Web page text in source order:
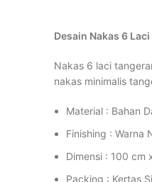
Desain Nakas 6
Nakas 6 laci
nakas minimalis
Material : Bahan
Finishing : Warna
Dimensi : 100 cm
Packing : Kertas